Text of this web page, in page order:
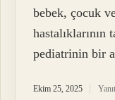
bebek, çocuk
pediatrinin bir
Ekim 25, 2025